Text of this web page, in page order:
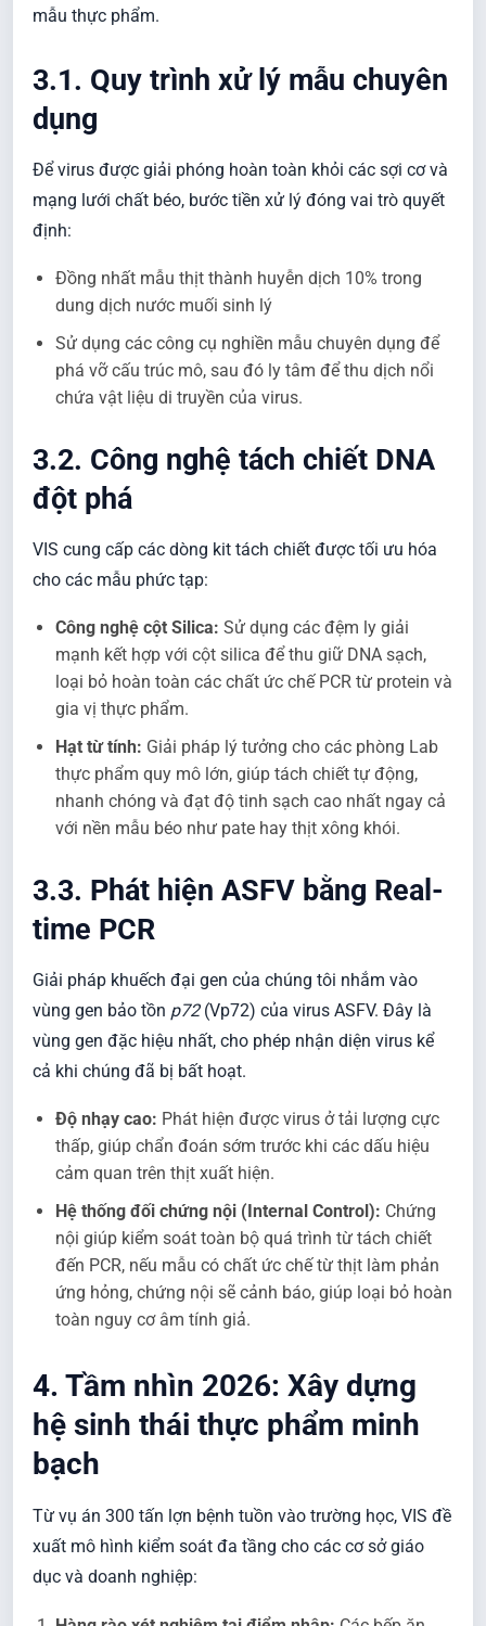
mẫu thực phẩm.
3.1. Quy trình xử lý mẫu chuyên
dụng
Để virus được giải phóng hoàn toàn khỏi các sợi cơ và
mạng lưới chất béo, bước tiền xử lý đóng vai trò quyết
định:
Đồng nhất mẫu thịt thành huyễn dịch 10% trong
dung dịch nước muối sinh lý
Sử dụng các công cụ nghiền mẫu chuyên dụng để
phá vỡ cấu trúc mô, sau đó ly tâm để thu dịch nổi
chứa vật liệu di truyền của virus.
3.2. Công nghệ tách chiết DNA
đột phá
VIS cung cấp các dòng kit tách chiết được tối ưu hóa
cho các mẫu phức tạp:
Công nghệ cột Silica: Sử dụng các đệm ly giải
mạnh kết hợp với cột silica để thu giữ DNA sạch,
loại bỏ hoàn toàn các chất ức chế PCR từ protein và
gia vị thực phẩm.
Hạt từ tính: Giải pháp lý tưởng cho các phòng Lab
thực phẩm quy mô lớn, giúp tách chiết tự động,
nhanh chóng và đạt độ tinh sạch cao nhất ngay cả
với nền mẫu béo như pate hay thịt xông khói.
3.3. Phát hiện ASFV bằng Real-
time PCR
Giải pháp khuếch đại gen của chúng tôi nhắm vào
vùng gen bảo tồn p72(Vp72) của virus ASFV. Đây là
vùng gen đặc hiệu nhất, cho phép nhận diện virus kể
cả khi chúng đã bị bất hoạt.
Độ nhạy cao: Phát hiện được virus ở tải lượng cực
thấp, giúp chẩn đoán sớm trước khi các dấu hiệu
cảm quan trên thịt xuất hiện.
Hệ thống đối chứng nội (Internal Control): Chứng
nội giúp kiểm soát toàn bộ quá trình từ tách chiết
đến PCR, nếu mẫu có chất ức chế từ thịt làm phản
ứng hỏng, chứng nội sẽ cảnh báo, giúp loại bỏ hoàn
toàn nguy cơ âm tính giả.
4. Tầm nhìn 2026: Xây dựng
hệ sinh thái thực phẩm minh
bạch
Từ vụ án 300 tấn lợn bệnh tuồn vào trường học, VIS đề
xuất mô hình kiểm soát đa tầng cho các cơ sở giáo
dục và doanh nghiệp: